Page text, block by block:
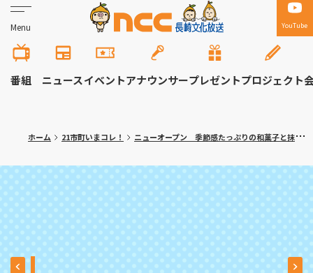
Menu YouTube
番組 ニュースイベントアナウンサープレゼントプロジェクト
ホーム 21市町いまコレ！ ニューオープン 季節感たっぷりの和菓子と抹茶 長崎市「茶房 点（さぼうてん）」